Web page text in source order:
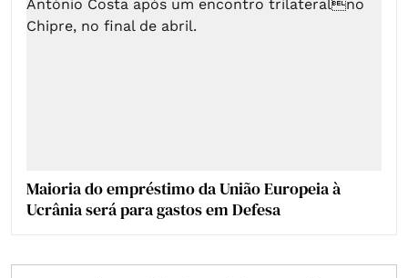
Maioria do empréstimo da União Europeia à
Ucrânia será para gastos em Defesa